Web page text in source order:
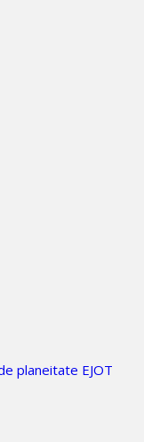
planeitate EJOT